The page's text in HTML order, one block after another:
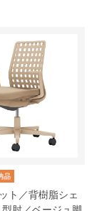
ト／背樹脂シェ